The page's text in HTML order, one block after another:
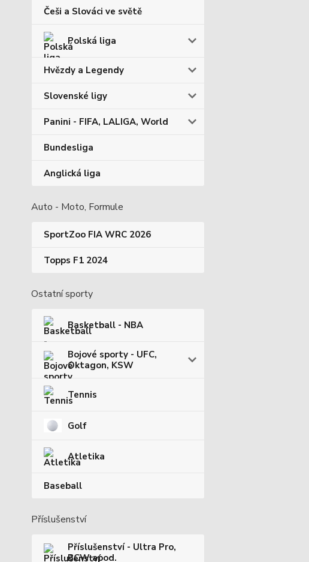
Češi a Slováci ve světě
Polská liga
Hvězdy a Legendy
Slovenské ligy
Panini - FIFA, LALIGA, World
Bundesliga
Anglická liga
Auto - Moto, Formule
SportZoo FIA WRC 2026
Topps F1 2024
Ostatní sporty
Basketball - NBA
Bojové sporty - UFC,
Oktagon, KSW
Tennis
Golf
Atletika
Baseball
Příslušenství
Příslušenství - Ultra Pro,
BCW apod.